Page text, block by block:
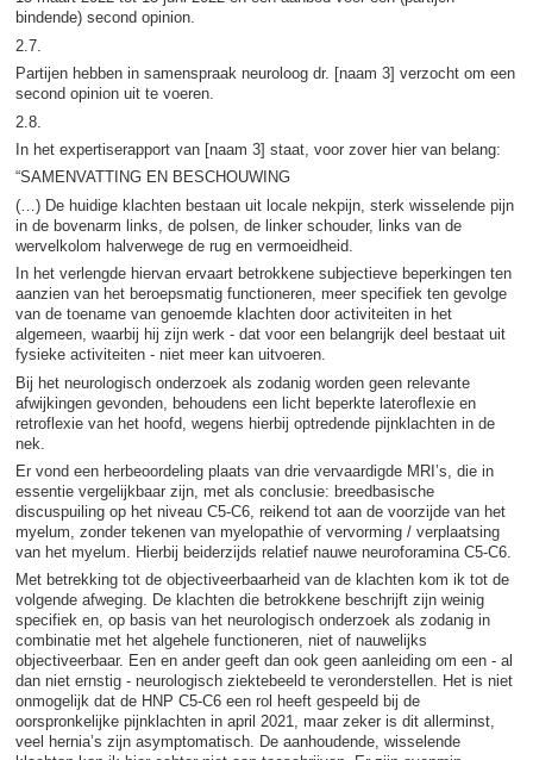
bindende) second opinion.
2.7.
Partijen hebben in samenspraak neuroloog dr. [naam 3] verzocht om een
second opinion uit te voeren.
2.8.
In het expertiserapport van [naam 3] staat, voor zover hier van belang:
“SAMENVATTING EN BESCHOUWING
(…) De huidige klachten bestaan uit locale nekpijn, sterk wisselende pijn
in de bovenarm links, de polsen, de linker schouder, links van de
wervelkolom halverwege de rug en vermoeidheid.
In het verlengde hiervan ervaart betrokkene subjectieve beperkingen ten
aanzien van het beroepsmatig functioneren, meer specifiek ten gevolge
van de toename van genoemde klachten door activiteiten in het
algemeen, waarbij hij zijn werk - dat voor een belangrijk deel bestaat uit
fysieke activiteiten - niet meer kan uitvoeren.
Bij het neurologisch onderzoek als zodanig worden geen relevante
afwijkingen gevonden, behoudens een licht beperkte lateroflexie en
retroflexie van het hoofd, wegens hierbij optredende pijnklachten in de
nek.
Er vond een herbeoordeling plaats van drie vervaardigde MRI’s, die in
essentie vergelijkbaar zijn, met als conclusie: breedbasische
discuspuiling op het niveau C5-C6, reikend tot aan de voorzijde van het
myelum, zonder tekenen van myelopathie of vervorming / verplaatsing
van het myelum. Hierbij beiderzijds relatief nauwe neuroforamina C5-C6.
Met betrekking tot de objectiveerbaarheid van de klachten kom ik tot de
volgende afweging. De klachten die betrokkene beschrijft zijn weinig
specifiek en, op basis van het neurologisch onderzoek als zodanig in
combinatie met het algehele functioneren, niet of nauwelijks
objectiveerbaar. Een en ander geeft dan ook geen aanleiding om een - al
dan niet ernstig - neurologisch ziektebeeld te veronderstellen. Het is niet
onmogelijk dat de HNP C5-C6 een rol heeft gespeeld bij de
oorspronkelijke pijnklachten in april 2021, maar zeker is dit allerminst,
veel hernia’s zijn asymptomatisch. De aanhoudende, wisselende